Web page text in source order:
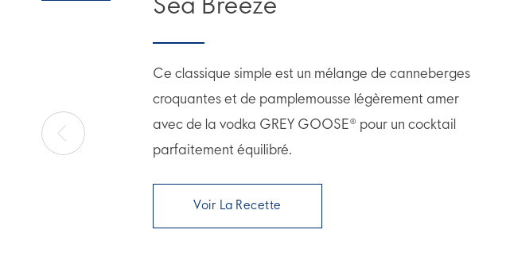
Sea Breeze
Ce classique simple est un mélange de canneberges
croquantes et de pamplemousse légèrement amer
avec de la vodka GREY GOOSE® pour un cocktail
parfaitement équilibré.
Voir La Recette